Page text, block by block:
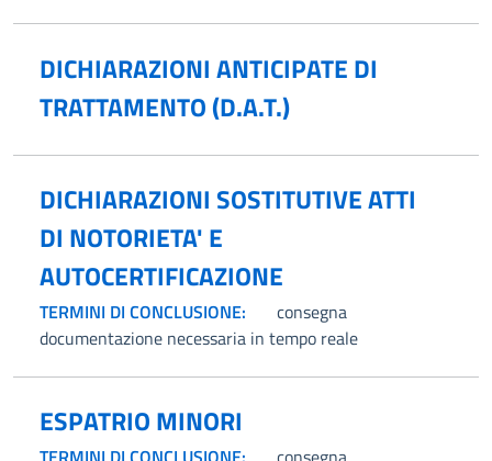
DICHIARAZIONI ANTICIPATE DI
TRATTAMENTO (D.A.T.)
DICHIARAZIONI SOSTITUTIVE ATTI
DI NOTORIETA' E
AUTOCERTIFICAZIONE
TERMINI DI CONCLUSIONE:
consegna
documentazione necessaria in tempo reale
ESPATRIO MINORI